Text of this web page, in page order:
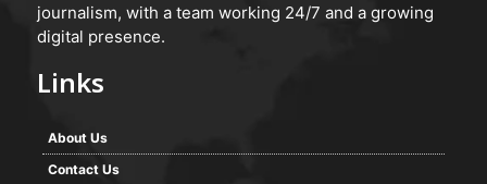
journalism, with a team working 24/7 and a growing
digital presence.
Links
About Us
Contact Us